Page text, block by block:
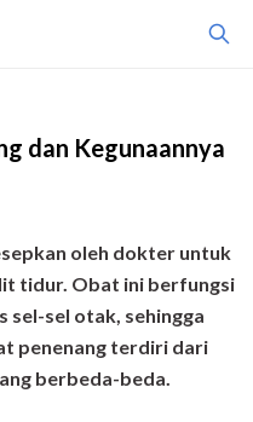
dan Kegunaannya
oleh dokter untuk
tidur. Obat ini berfungsi
sel otak, sehingga
penenang terdiri dari
berbeda-beda.